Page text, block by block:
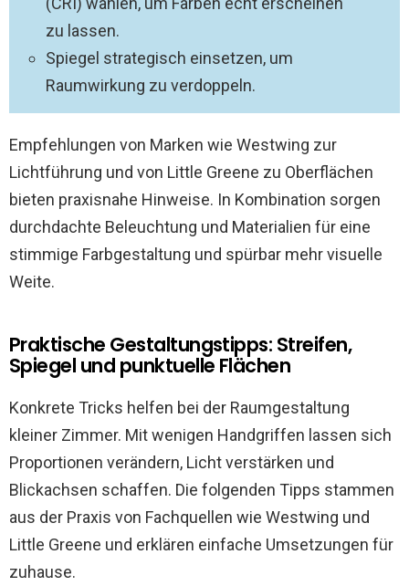
zu lassen.
Spiegel strategisch einsetzen, um
Raumwirkung zu verdoppeln.
Empfehlungen von Marken wie Westwing zur
Lichtführung und von Little Greene zu Oberflächen
bieten praxisnahe Hinweise. In Kombination sorgen
durchdachte Beleuchtung und Materialien für eine
stimmige Farbgestaltung und spürbar mehr visuelle
Weite.
Praktische Gestaltungstipps: Streifen,
Spiegel und punktuelle Flächen
Konkrete Tricks helfen bei der Raumgestaltung
kleiner Zimmer. Mit wenigen Handgriffen lassen sich
Proportionen verändern, Licht verstärken und
Blickachsen schaffen. Die folgenden Tipps stammen
aus der Praxis von Fachquellen wie Westwing und
Little Greene und erklären einfache Umsetzungen für
zuhause.